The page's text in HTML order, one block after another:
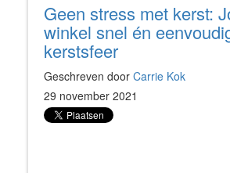
Geen stress met kerst:
winkel snel én
kerstsfeer
Geschreven door Carrie Kok
29 november 2021